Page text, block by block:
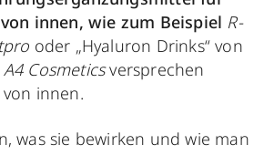
innen, wie zum Beispiel R-
oder „Hyaluron Drinks“ von
A4 Cosmeticsversprechen
innen.
was sie bewirken und wie man